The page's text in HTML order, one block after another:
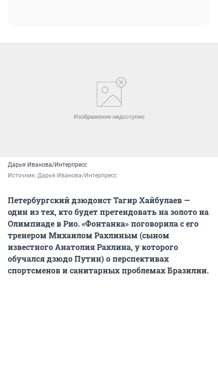
Дарья Иванова/Интерпресс
Источник: Дарья Иванова/Интерпресс
Петербургский дзюдоист Тагир Хайбулаев —
один из тех, кто будет претендовать на золото на
Олимпиаде в Рио. «Фонтанка» поговорила с его
тренером Михаилом Рахлиным (сыном
известного Анатолия Рахлина, у которого
обучался дзюдо Путин) о перспективах
спортсменов и санитарных проблемах Бразилии.